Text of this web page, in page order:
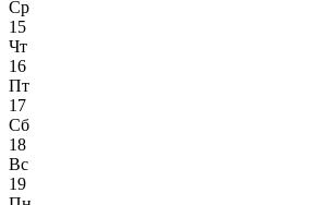
Ср
15
Чт
16
Пт
17
Сб
18
Вс
19